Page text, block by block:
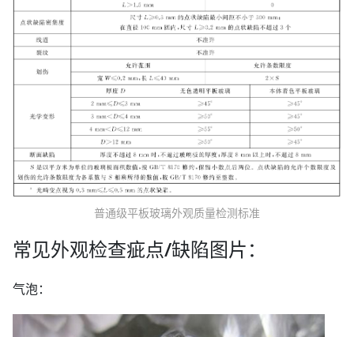
普通级平板玻璃外观质量检测标准
常见外观检查疵点/缺陷图片：
气泡：